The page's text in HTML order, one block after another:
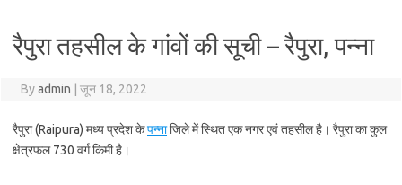
रैपुरा तहसील के गांवों की सूची – रैपुरा, पन्ना
Byadmin जून 18, 2022
रैपुरा (Raipura) मध्य प्रदेश केपन्नाजिले में स्थित एक नगर एवं तहसील है। रैपुरा का कुल
क्षेत्रफल 730 वर्ग किमी है।